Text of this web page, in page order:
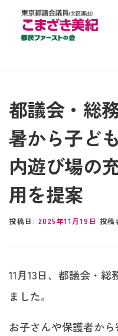
都議会・総
暑から子ど
内遊び場の
用を提案
投稿日: 2025年11月19日 投稿
11月13日、都議会・
ました。
お子さんや保護者から